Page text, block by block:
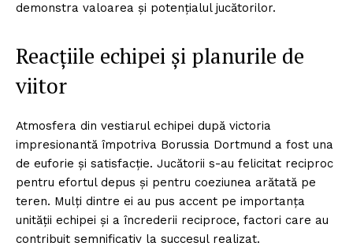
demonstra valoarea și potențialul jucătorilor.
Reacțiile echipei și planurile de
viitor
Atmosfera din vestiarul echipei după victoria
impresionantă împotriva Borussia Dortmund a fost una
de euforie și satisfacție. Jucătorii s-au felicitat reciproc
pentru efortul depus și pentru coeziunea arătată pe
teren. Mulți dintre ei au pus accent pe importanța
unității echipei și a încrederii reciproce, factori care au
contribuit semnificativ la succesul realizat.